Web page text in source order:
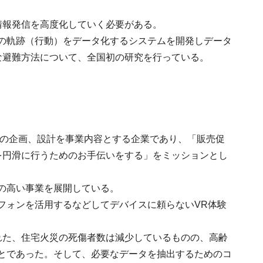
発信を高度化していく必要がある。
跡（行動）をデータ化するシステムを開発しデータ
難方法について、全国初の研究を行っている。
画、設計を事業内容とする企業であり、「販売促
滑に行うためのお手伝いをする」をミッションとし
い事業を展開している。
ンを活用するなどしてデバイスに頼らないVR体験
、住宅火災の死傷者数は減少しているものの、高齢
あった。そして、必要なデータを抽出するためのコ